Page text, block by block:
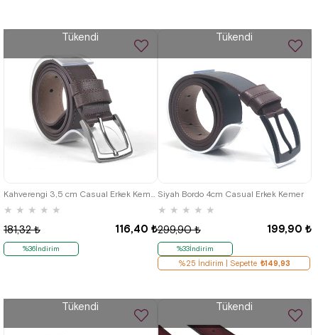
Tükendi
★ ★ ★ ★ ★
116,40 ₺
181,32 ₺
%36İndirim
Tükendi
Siyah Bordo 4cm Casual Erkek Kemer
★ ★ ★ ★ ★
199,90 ₺
299,90 ₺
%33İndirim
%25 İndirim | Sepette ₺149,93
Tükendi Tükendi